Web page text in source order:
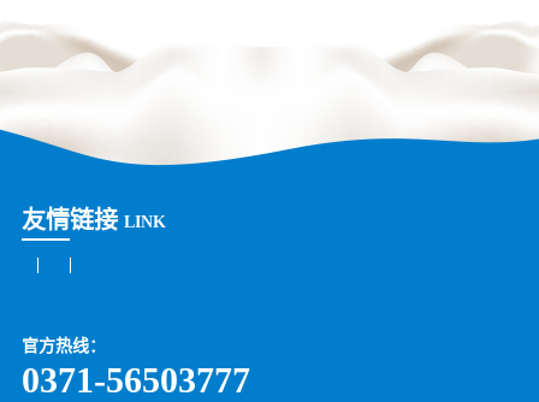
友情链接 LINK
官方热线：
0371-56503777